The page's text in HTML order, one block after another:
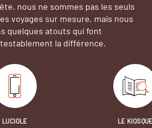
nous ne sommes pas les seuls
voyages sur mesure, mais nous
quelques atouts qui font
la différence.
LUCIOLE
LE